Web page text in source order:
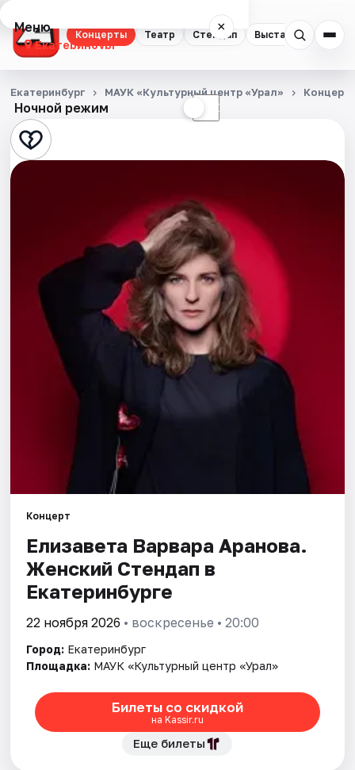
Концерты Театр Стендап Выставки
Меню ×
Екатеринбург
Концерты
Театр
Стендап
Экскурсии
Спорт
События
Артисты
Ночной режим ☾
Екатеринбург МАУК «Культурный центр «Урал»
Концерт
Елизавета Варвара Аранова.
Женский Стендап в
Екатеринбурге
22 ноября 2026 • воскресенье • 20:00
Город: Екатеринбург
Площадка: МАУК «Культурный центр «Урал»
Билеты со скидкой
на Kassir.ru
Еще билеты